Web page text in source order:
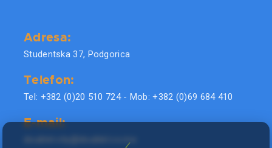
Adresa:
Studentska 37, Podgorica
Telefon:
Tel: +382 (0)20 510 724 - Mob: +382 (0)69 684 410
E-mail: